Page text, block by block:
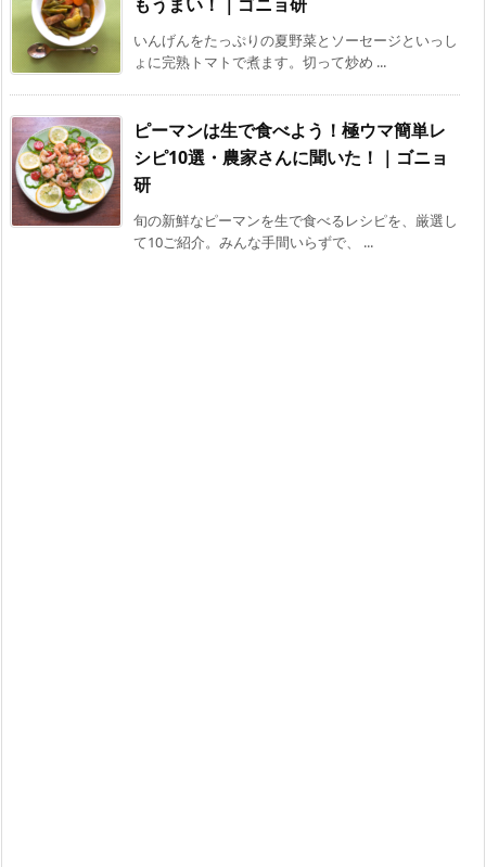
いんげんをたっぷりの夏野菜とソーセージといっし
ょに完熟トマトで煮ます。切って炒め ...
ピーマンは生で食べよう！極ウマ簡単レ
シピ10選・農家さんに聞いた！｜ゴニョ
研
旬の新鮮なピーマンを生で食べるレシピを、厳選し
て10ご紹介。みんな手間いらずで、 ...